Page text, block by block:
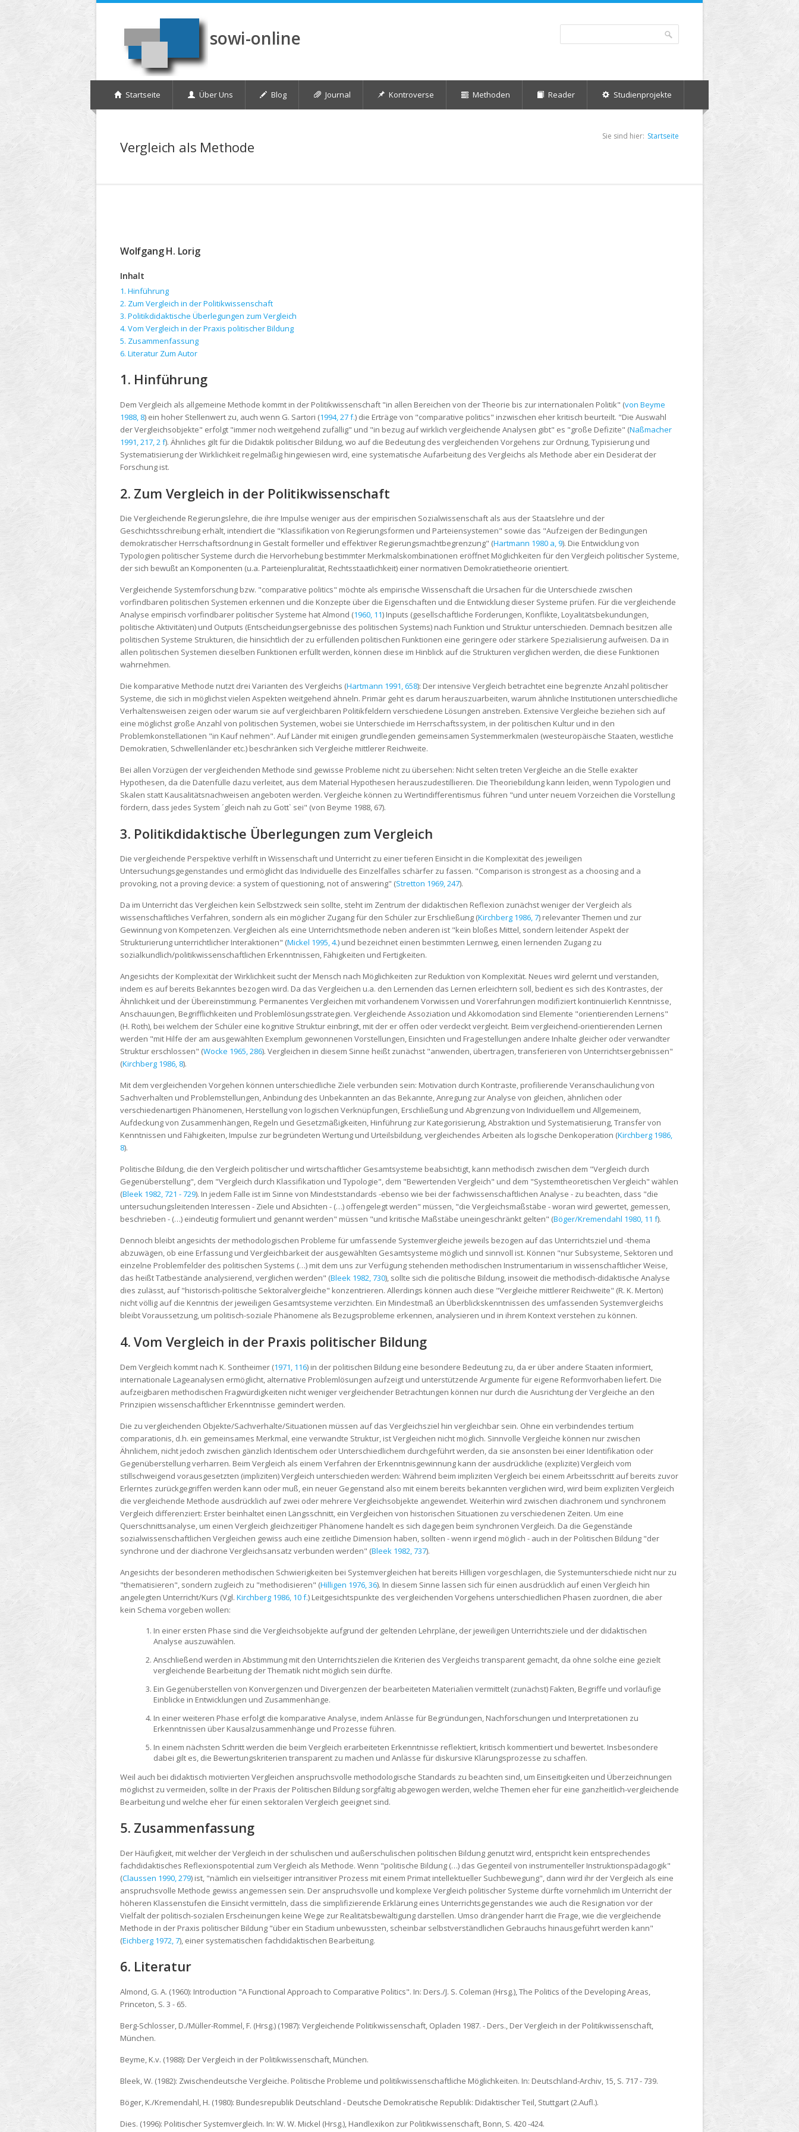
Direkt zum Inhalt
sowi-online Suchformular
Startseite Über Uns Blog Journal Kontroverse Methoden Reader Studienprojekte
Vergleich als Methode
Sie sind hier: Startseite
Wolfgang H. Lorig
Inhalt
1. Hinführung
2. Zum Vergleich in der Politikwissenschaft
3. Politikdidaktische Überlegungen zum Vergleich
4. Vom Vergleich in der Praxis politischer Bildung
5. Zusammenfassung
6. Literatur Zum Autor
1. Hinführung
Dem Vergleich als allgemeine Methode kommt in der Politikwissenschaft "in allen Bereichen von der Theorie bis zur internationalen Politik" (von Beyme
1988, 8) ein hoher Stellenwert zu, auch wenn G. Sartori (1994, 27 f.) die Erträge von "comparative politics" inzwischen eher kritisch beurteilt. "Die Auswahl
der Vergleichsobjekte" erfolgt "immer noch weitgehend zufällig" und "in bezug auf wirklich vergleichende Analysen gibt" es "große Defizite" (Naßmacher
1991, 217, 2 f). Ähnliches gilt für die Didaktik politischer Bildung, wo auf die Bedeutung des vergleichenden Vorgehens zur Ordnung, Typisierung und
Systematisierung der Wirklichkeit regelmäßig hingewiesen wird, eine systematische Aufarbeitung des Vergleichs als Methode aber ein Desiderat der
Forschung ist.
2. Zum Vergleich in der Politikwissenschaft
Die Vergleichende Regierungslehre, die ihre Impulse weniger aus der empirischen Sozialwissenschaft als aus der Staatslehre und der
Geschichtsschreibung erhält, intendiert die "Klassifikation von Regierungsformen und Parteiensystemen" sowie das "Aufzeigen der Bedingungen
demokratischer Herrschaftsordnung in Gestalt formeller und effektiver Regierungsmachtbegrenzung" (Hartmann 1980 a, 9). Die Entwicklung von
Typologien politischer Systeme durch die Hervorhebung bestimmter Merkmalskombinationen eröffnet Möglichkeiten für den Vergleich politischer Systeme,
der sich bewußt an Komponenten (u.a. Parteienpluralität, Rechtsstaatlichkeit) einer normativen Demokratietheorie orientiert.
Vergleichende Systemforschung bzw. "comparative politics" möchte als empirische Wissenschaft die Ursachen für die Unterschiede zwischen
vorfindbaren politischen Systemen erkennen und die Konzepte über die Eigenschaften und die Entwicklung dieser Systeme prüfen. Für die vergleichende
Analyse empirisch vorfindbarer politischer Systeme hat Almond (1960, 11) Inputs (gesellschaftliche Forderungen, Konflikte, Loyalitätsbekundungen,
politische Aktivitäten) und Outputs (Entscheidungsergebnisse des politischen Systems) nach Funktion und Struktur unterschieden. Demnach besitzen alle
politischen Systeme Strukturen, die hinsichtlich der zu erfüllenden politischen Funktionen eine geringere oder stärkere Spezialisierung aufweisen. Da in
allen politischen Systemen dieselben Funktionen erfüllt werden, können diese im Hinblick auf die Strukturen verglichen werden, die diese Funktionen
wahrnehmen.
Die komparative Methode nutzt drei Varianten des Vergleichs (Hartmann 1991, 658): Der intensive Vergleich betrachtet eine begrenzte Anzahl politischer
Systeme, die sich in möglichst vielen Aspekten weitgehend ähneln. Primär geht es darum herauszuarbeiten, warum ähnliche Institutionen unterschiedliche
Verhaltensweisen zeigen oder warum sie auf vergleichbaren Politikfeldern verschiedene Lösungen anstreben. Extensive Vergleiche beziehen sich auf
eine möglichst große Anzahl von politischen Systemen, wobei sie Unterschiede im Herrschaftssystem, in der politischen Kultur und in den
Problemkonstellationen "in Kauf nehmen". Auf Länder mit einigen grundlegenden gemeinsamen Systemmerkmalen (westeuropäische Staaten, westliche
Demokratien, Schwellenländer etc.) beschränken sich Vergleiche mittlerer Reichweite.
Bei allen Vorzügen der vergleichenden Methode sind gewisse Probleme nicht zu übersehen: Nicht selten treten Vergleiche an die Stelle exakter
Hypothesen, da die Datenfülle dazu verleitet, aus dem Material Hypothesen herauszudestillieren. Die Theoriebildung kann leiden, wenn Typologien und
Skalen statt Kausalitätsnachweisen angeboten werden. Vergleiche können zu Wertindifferentismus führen "und unter neuem Vorzeichen die Vorstellung
fördern, dass jedes System ´gleich nah zu Gott` sei" (von Beyme 1988, 67).
3. Politikdidaktische Überlegungen zum Vergleich
Die vergleichende Perspektive verhilft in Wissenschaft und Unterricht zu einer tieferen Einsicht in die Komplexität des jeweiligen
Untersuchungsgegenstandes und ermöglicht das Individuelle des Einzelfalles schärfer zu fassen. "Comparison is strongest as a choosing and a
provoking, not a proving device: a system of questioning, not of answering" (Stretton 1969, 247).
Da im Unterricht das Vergleichen kein Selbstzweck sein sollte, steht im Zentrum der didaktischen Reflexion zunächst weniger der Vergleich als
wissenschaftliches Verfahren, sondern als ein möglicher Zugang für den Schüler zur Erschließung (Kirchberg 1986, 7) relevanter Themen und zur
Gewinnung von Kompetenzen. Vergleichen als eine Unterrichtsmethode neben anderen ist "kein bloßes Mittel, sondern leitender Aspekt der
Strukturierung unterrichtlicher Interaktionen" (Mickel 1995, 4.) und bezeichnet einen bestimmten Lernweg, einen lernenden Zugang zu
sozialkundlich/politikwissenschaftlichen Erkenntnissen, Fähigkeiten und Fertigkeiten.
Angesichts der Komplexität der Wirklichkeit sucht der Mensch nach Möglichkeiten zur Reduktion von Komplexität. Neues wird gelernt und verstanden,
indem es auf bereits Bekanntes bezogen wird. Da das Vergleichen u.a. den Lernenden das Lernen erleichtern soll, bedient es sich des Kontrastes, der
Ähnlichkeit und der Übereinstimmung. Permanentes Vergleichen mit vorhandenem Vorwissen und Vorerfahrungen modifiziert kontinuierlich Kenntnisse,
Anschauungen, Begrifflichkeiten und Problemlösungsstrategien. Vergleichende Assoziation und Akkomodation sind Elemente "orientierenden Lernens"
(H. Roth), bei welchem der Schüler eine kognitive Struktur einbringt, mit der er offen oder verdeckt vergleicht. Beim vergleichend-orientierenden Lernen
werden "mit Hilfe der am ausgewählten Exemplum gewonnenen Vorstellungen, Einsichten und Fragestellungen andere Inhalte gleicher oder verwandter
Struktur erschlossen" (Wocke 1965, 286). Vergleichen in diesem Sinne heißt zunächst "anwenden, übertragen, transferieren von Unterrichtsergebnissen"
(Kirchberg 1986, 8).
Mit dem vergleichenden Vorgehen können unterschiedliche Ziele verbunden sein: Motivation durch Kontraste, profilierende Veranschaulichung von
Sachverhalten und Problemstellungen, Anbindung des Unbekannten an das Bekannte, Anregung zur Analyse von gleichen, ähnlichen oder
verschiedenartigen Phänomenen, Herstellung von logischen Verknüpfungen, Erschließung und Abgrenzung von Individuellem und Allgemeinem,
Aufdeckung von Zusammenhängen, Regeln und Gesetzmäßigkeiten, Hinführung zur Kategorisierung, Abstraktion und Systematisierung, Transfer von
Kenntnissen und Fähigkeiten, Impulse zur begründeten Wertung und Urteilsbildung, vergleichendes Arbeiten als logische Denkoperation (Kirchberg 1986,
8).
Politische Bildung, die den Vergleich politischer und wirtschaftlicher Gesamtsysteme beabsichtigt, kann methodisch zwischen dem "Vergleich durch
Gegenüberstellung", dem "Vergleich durch Klassifikation und Typologie", dem "Bewertenden Vergleich" und dem "Systemtheoretischen Vergleich" wählen
(Bleek 1982, 721 - 729). In jedem Falle ist im Sinne von Mindeststandards -ebenso wie bei der fachwissenschaftlichen Analyse - zu beachten, dass "die
untersuchungsleitenden Interessen - Ziele und Absichten - (…) offengelegt werden" müssen, "die Vergleichsmaßstäbe - woran wird gewertet, gemessen,
beschrieben - (…) eindeutig formuliert und genannt werden" müssen "und kritische Maßstäbe uneingeschränkt gelten" (Böger/Kremendahl 1980, 11 f).
Dennoch bleibt angesichts der methodologischen Probleme für umfassende Systemvergleiche jeweils bezogen auf das Unterrichtsziel und -thema
abzuwägen, ob eine Erfassung und Vergleichbarkeit der ausgewählten Gesamtsysteme möglich und sinnvoll ist. Können "nur Subsysteme, Sektoren und
einzelne Problemfelder des politischen Systems (…) mit dem uns zur Verfügung stehenden methodischen Instrumentarium in wissenschaftlicher Weise,
das heißt Tatbestände analysierend, verglichen werden" (Bleek 1982, 730), sollte sich die politische Bildung, insoweit die methodisch-didaktische Analyse
dies zulässt, auf "historisch-politische Sektoralvergleiche" konzentrieren. Allerdings können auch diese "Vergleiche mittlerer Reichweite" (R. K. Merton)
nicht völlig auf die Kenntnis der jeweiligen Gesamtsysteme verzichten. Ein Mindestmaß an Überblickskenntnissen des umfassenden Systemvergleichs
bleibt Voraussetzung, um politisch-soziale Phänomene als Bezugsprobleme erkennen, analysieren und in ihrem Kontext verstehen zu können.
4. Vom Vergleich in der Praxis politischer Bildung
Dem Vergleich kommt nach K. Sontheimer (1971, 116) in der politischen Bildung eine besondere Bedeutung zu, da er über andere Staaten informiert,
internationale Lageanalysen ermöglicht, alternative Problemlösungen aufzeigt und unterstützende Argumente für eigene Reformvorhaben liefert. Die
aufzeigbaren methodischen Fragwürdigkeiten nicht weniger vergleichender Betrachtungen können nur durch die Ausrichtung der Vergleiche an den
Prinzipien wissenschaftlicher Erkenntnisse gemindert werden.
Die zu vergleichenden Objekte/Sachverhalte/Situationen müssen auf das Vergleichsziel hin vergleichbar sein. Ohne ein verbindendes tertium
comparationis, d.h. ein gemeinsames Merkmal, eine verwandte Struktur, ist Vergleichen nicht möglich. Sinnvolle Vergleiche können nur zwischen
Ähnlichem, nicht jedoch zwischen gänzlich Identischem oder Unterschiedlichem durchgeführt werden, da sie ansonsten bei einer Identifikation oder
Gegenüberstellung verharren. Beim Vergleich als einem Verfahren der Erkenntnisgewinnung kann der ausdrückliche (explizite) Vergleich vom
stillschweigend vorausgesetzten (impliziten) Vergleich unterschieden werden: Während beim impliziten Vergleich bei einem Arbeitsschritt auf bereits zuvor
Erlerntes zurückgegriffen werden kann oder muß, ein neuer Gegenstand also mit einem bereits bekannten verglichen wird, wird beim expliziten Vergleich
die vergleichende Methode ausdrücklich auf zwei oder mehrere Vergleichsobjekte angewendet. Weiterhin wird zwischen diachronem und synchronem
Vergleich differenziert: Erster beinhaltet einen Längsschnitt, ein Vergleichen von historischen Situationen zu verschiedenen Zeiten. Um eine
Querschnittsanalyse, um einen Vergleich gleichzeitiger Phänomene handelt es sich dagegen beim synchronen Vergleich. Da die Gegenstände
sozialwissenschaftlichen Vergleichen gewiss auch eine zeitliche Dimension haben, sollten - wenn irgend möglich - auch in der Politischen Bildung "der
synchrone und der diachrone Vergleichsansatz verbunden werden" (Bleek 1982, 737).
Angesichts der besonderen methodischen Schwierigkeiten bei Systemvergleichen hat bereits Hilligen vorgeschlagen, die Systemunterschiede nicht nur zu
"thematisieren", sondern zugleich zu "methodisieren" (Hilligen 1976, 36). In diesem Sinne lassen sich für einen ausdrücklich auf einen Vergleich hin
angelegten Unterricht/Kurs (Vgl. Kirchberg 1986, 10 f.) Leitgesichtspunkte des vergleichenden Vorgehens unterschiedlichen Phasen zuordnen, die aber
kein Schema vorgeben wollen:
In einer ersten Phase sind die Vergleichsobjekte aufgrund der geltenden Lehrpläne, der jeweiligen Unterrichtsziele und der didaktischen
Analyse auszuwählen.
Anschließend werden in Abstimmung mit den Unterrichtszielen die Kriterien des Vergleichs transparent gemacht, da ohne solche eine gezielt
vergleichende Bearbeitung der Thematik nicht möglich sein dürfte.
Ein Gegenüberstellen von Konvergenzen und Divergenzen der bearbeiteten Materialien vermittelt (zunächst) Fakten, Begriffe und vorläufige
Einblicke in Entwicklungen und Zusammenhänge.
In einer weiteren Phase erfolgt die komparative Analyse, indem Anlässe für Begründungen, Nachforschungen und Interpretationen zu
Erkenntnissen über Kausalzusammenhänge und Prozesse führen.
In einem nächsten Schritt werden die beim Vergleich erarbeiteten Erkenntnisse reflektiert, kritisch kommentiert und bewertet. Insbesondere
dabei gilt es, die Bewertungskriterien transparent zu machen und Anlässe für diskursive Klärungsprozesse zu schaffen.
Weil auch bei didaktisch motivierten Vergleichen anspruchsvolle methodologische Standards zu beachten sind, um Einseitigkeiten und Überzeichnungen
möglichst zu vermeiden, sollte in der Praxis der Politischen Bildung sorgfältig abgewogen werden, welche Themen eher für eine ganzheitlich-vergleichende
Bearbeitung und welche eher für einen sektoralen Vergleich geeignet sind.
5. Zusammenfassung
Der Häufigkeit, mit welcher der Vergleich in der schulischen und außerschulischen politischen Bildung genutzt wird, entspricht kein entsprechendes
fachdidaktisches Reflexionspotential zum Vergleich als Methode. Wenn "politische Bildung (…) das Gegenteil von instrumenteller Instruktionspädagogik"
(Claussen 1990, 279) ist, "nämlich ein vielseitiger intransitiver Prozess mit einem Primat intellektueller Suchbewegung", dann wird ihr der Vergleich als eine
anspruchsvolle Methode gewiss angemessen sein. Der anspruchsvolle und komplexe Vergleich politischer Systeme dürfte vornehmlich im Unterricht der
höheren Klassenstufen die Einsicht vermitteln, dass die simplifizierende Erklärung eines Unterrichtsgegenstandes wie auch die Resignation vor der
Vielfalt der politisch-sozialen Erscheinungen keine Wege zur Realitätsbewältigung darstellen. Umso drängender harrt die Frage, wie die vergleichende
Methode in der Praxis politischer Bildung "über ein Stadium unbewussten, scheinbar selbstverständlichen Gebrauchs hinausgeführt werden kann"
(Eichberg 1972, 7), einer systematischen fachdidaktischen Bearbeitung.
6. Literatur
Almond, G. A. (1960): Introduction "A Functional Approach to Comparative Politics". In: Ders./J. S. Coleman (Hrsg.), The Politics of the Developing Areas,
Princeton, S. 3 - 65.
Berg-Schlosser, D./Müller-Rommel, F. (Hrsg.) (1987): Vergleichende Politikwissenschaft, Opladen 1987. - Ders., Der Vergleich in der Politikwissenschaft,
München.
Beyme, K.v. (1988): Der Vergleich in der Politikwissenschaft, München.
Bleek, W. (1982): Zwischendeutsche Vergleiche. Politische Probleme und politikwissenschaftliche Möglichkeiten. In: Deutschland-Archiv, 15, S. 717 - 739.
Böger, K./Kremendahl, H. (1980): Bundesrepublik Deutschland - Deutsche Demokratische Republik: Didaktischer Teil, Stuttgart (2.Aufl.).
Dies. (1996): Politischer Systemvergleich. In: W. W. Mickel (Hrsg.), Handlexikon zur Politikwissenschaft, Bonn, S. 420 -424.